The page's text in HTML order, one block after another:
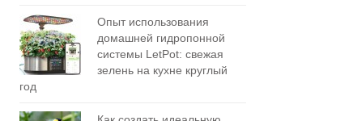
Опыт использования
домашней гидропонной
системы LetPot: свежая
зелень на кухне круглый
год